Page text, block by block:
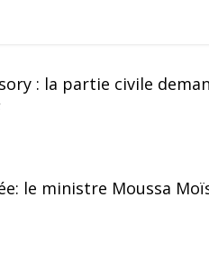
: la partie civile
le ministre Moussa